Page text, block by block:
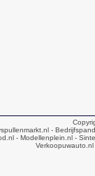
-
- Modellenplein.nl-
Verkoopuwauto.nl